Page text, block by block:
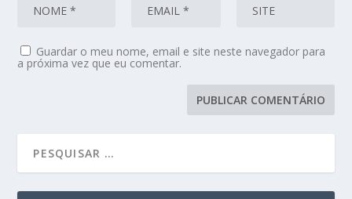
Guardar o meu nome, email e site neste navegador para
a próxima vez que eu comentar.